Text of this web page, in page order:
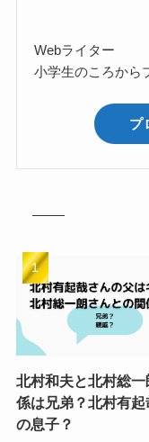
Webライター
小学生のころから
プ
北村和夫と北村総一
係は兄弟？北村有起
の息子？